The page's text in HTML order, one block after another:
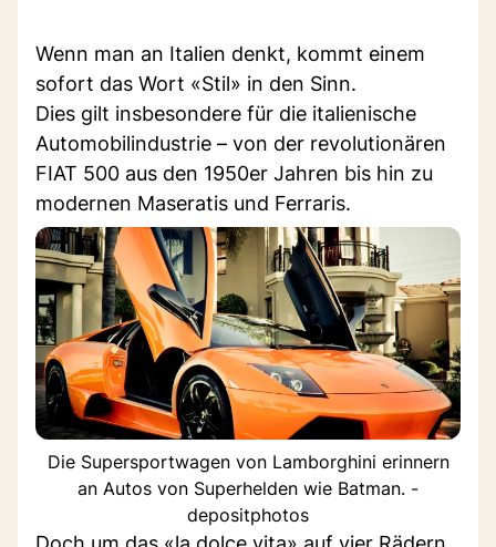
Wenn man an Italien denkt, kommt einem
sofort das Wort «Stil» in den Sinn.
Dies gilt insbesondere für die italienische
Automobilindustrie – von der revolutionären
FIAT 500 aus den 1950er Jahren bis hin zu
modernen Maseratis und Ferraris.
Die Supersportwagen von Lamborghini erinnern
an Autos von Superhelden wie Batman. -
depositphotos